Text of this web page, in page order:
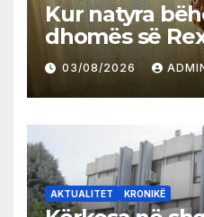
Kur natyra
dhomës së
03/08/2026
AKTUALITET KRONIKË